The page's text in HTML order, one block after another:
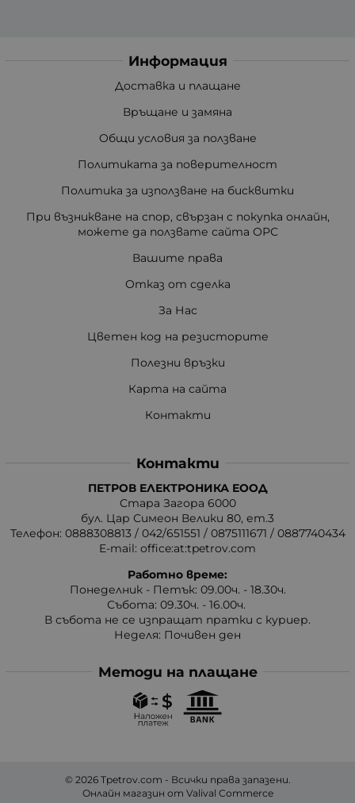
Информация
Доставка и плащане
Връщане и замяна
Общи условия за ползване
Политиката за поверителност
Политика за използване на бисквитки
При възникване на спор, свързан с покупка онлайн,
можете да ползвате сайта ОРС
Вашите права
Отказ от сделка
За Нас
Цветен код на резисторите
Полезни връзки
Карта на сайта
Контакти
Контакти
ПЕТРОВ ЕЛЕКТРОНИКА ЕООД
Стара Загора 6000
бул. Цар Симеон Велики 80, ет.3
Телефон: 0888308813 / 042/651551 / 0875111671 / 0887740434
E-mail: office:at:tpetrov.com
Работно време:
Понеделник - Петък: 09.00ч. - 18.30ч.
Събота: 09.30ч. - 16.00ч.
В събота не се изпращат пратки с куриер.
Неделя: Почивен ден
Методи на плащане
© 2026 Tpetrov.com - Всички права запазени.
Онлайн магазин от Valival Commerce